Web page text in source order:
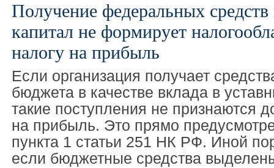
Получение федеральных средств
капитал не формирует
налогу на прибыль
Если организация получает
бюджета в качестве вклада в
такие поступления не признаются
на прибыль. Это прямо
пункта 1 статьи 251 НК РФ. Иной
если бюджетные средства